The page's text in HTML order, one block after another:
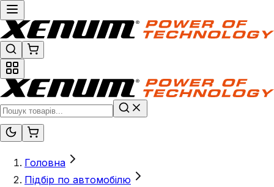
Головна
Підбір по автомобілю